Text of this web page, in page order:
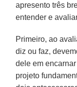
apresento três
entender e
Primeiro, ao
diz ou faz,
dele em
projeto